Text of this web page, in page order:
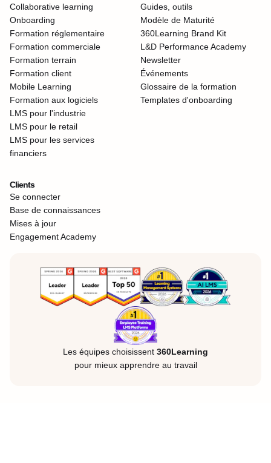
Collaborative learning
Onboarding
Formation réglementaire
Formation commerciale
Formation terrain
Formation client
Mobile Learning
Formation aux logiciels
LMS pour l'industrie
LMS pour le retail
LMS pour les services
financiers
Guides, outils
Modèle de Maturité
360Learning Brand Kit
L&D Performance Academy
Newsletter
Événements
Glossaire de la formation
Templates d'onboarding
Clients
Se connecter
Base de connaissances
Mises à jour
Engagement Academy
Les équipes choisissent 360Learning
pour mieux apprendre au travail